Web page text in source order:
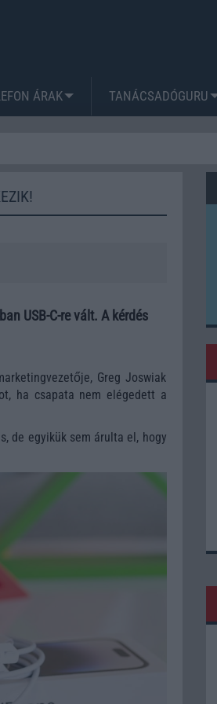
ÁRAK TANÁCSADÓGURU
USB-C-re vált. A kérdés
Greg Joswiak
ha csapata nem elégedett a
de egyikük sem árulta el, hogy